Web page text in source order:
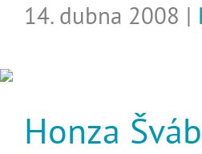
14. dubna 2008 |
Honza